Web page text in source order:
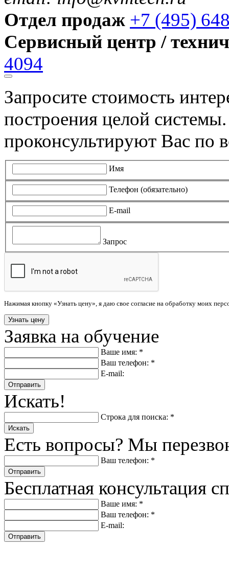
Отдел продаж +7 (495)
Сервисный центр /
4094
Запросите стоимость
построения целой
проконсультируют Вас по
Имя
Телефон (обязательно)
E-mail
Запрос
Нажимая кнопку «Узнать цену», я даю свое согласие на обработку моих
Заявка на обучение
Ваше имя: *
Ваш телефон: *
E-mail:
Отправить
Искать!
Строка для поиска: *
Искать
Есть вопросы? Мы
Ваш телефон: *
Отправить
Бесплатная консультация
Ваше имя: *
Ваш телефон: *
E-mail:
Отправить